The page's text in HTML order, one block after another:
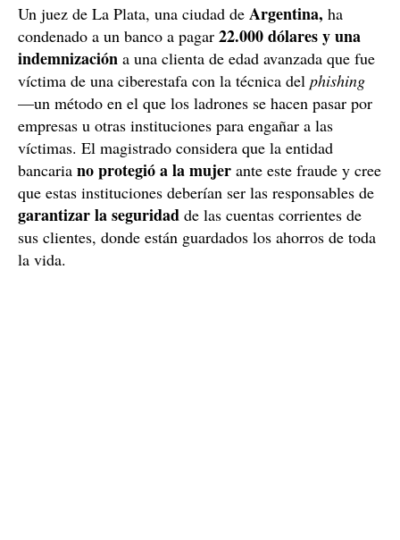
Un juez de La Plata, una ciudad de Argentina, ha
condenado a un banco a pagar 22.000 dólares y una
indemnización a una clienta de edad avanzada que fue
víctima de una ciberestafa con la técnica del phishing
—un método en el que los ladrones se hacen pasar por
empresas u otras instituciones para engañar a las
víctimas. El magistrado considera que la entidad
bancaria no protegió a la mujer ante este fraude y cree
que estas instituciones deberían ser las responsables de
garantizar la seguridad de las cuentas corrientes de
sus clientes, donde están guardados los ahorros de toda
la vida.